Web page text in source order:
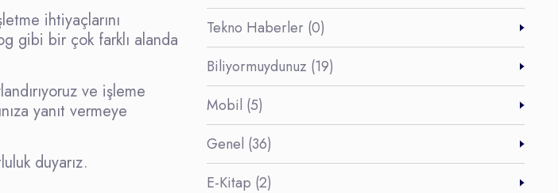
ihtiyaçlarını
gibi bir çok farklı alanda
ve işleme
yanıt vermeye
duyarız.
Tekno Haberler (0)
Biliyormuydunuz (19)
Mobil (5)
Genel (36)
E-Kitap (2)